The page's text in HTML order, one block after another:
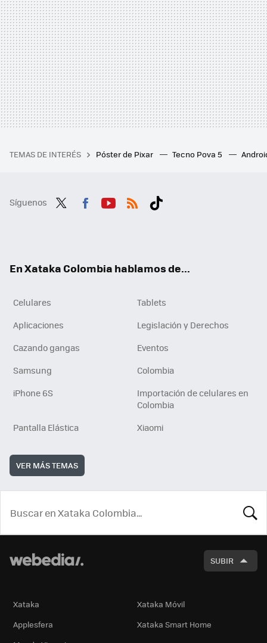
TEMAS DE INTERÉS Póster de Pixar Tecno Pova 5
Síguenos
En Xataka Colombia hablamos de...
Celulares
Tablets
Aplicaciones
Legislación y Derechos
Cazando gangas
Eventos
Samsung
Colombia
iPhone 6S
Importación de celulares en
Colombia
Pantalla Elástica
Xiaomi
VER MÁS TEMAS
SUBIR
Xataka
Xataka Móvil
Applesfera
Xataka Smart Home